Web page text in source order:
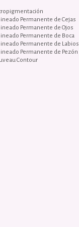
Permanente de Cejas
Permanente de Ojos
Permanente de Boca
Permanente de Labios
Permanente de Pezón
Contour